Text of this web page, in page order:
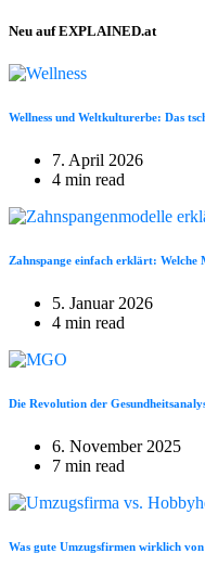
Neu auf EXPLAINED.at
Wellness und Weltkulturerbe: Das
7. April 2026
4 min read
Zahnspange einfach erklärt: Welche
5. Januar 2026
4 min read
Die Revolution der
6. November 2025
7 min read
Was gute Umzugsfirmen wirklich